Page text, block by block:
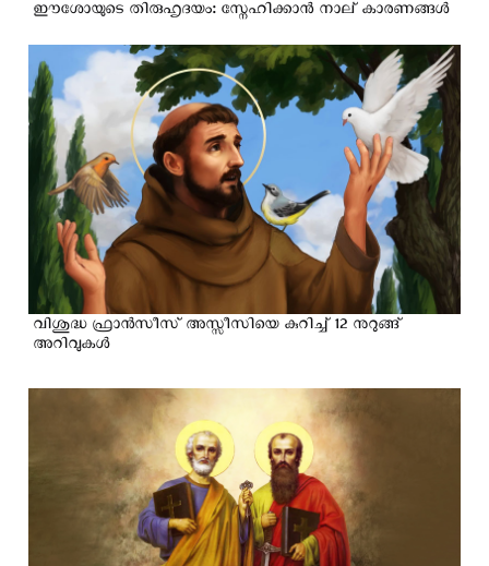
ഈശോയുടെ തിരുഹൃദയം: സ്നേഹിക്കാൻ നാല് കാരണങ്ങൾ
വിശുദ്ധ ഫ്രാൻസീസ് അസ്സീസിയെ കുറിച്ച് 12 നുറുങ്ങ്
അറിവുകൾ